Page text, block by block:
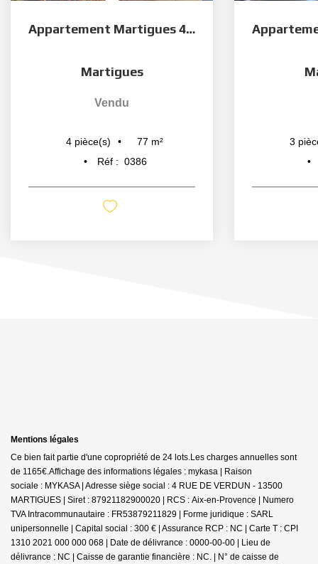
Appartement Martigues 4/5 pièce(s) 77 m2
Martigues
Vendu
4 pièce(s) 77 m²
Réf : 0386
3
Mentions légales
Ce bien fait partie d'une copropriété de 24 lots.Les charges annuelles sont
de 1165€.Affichage des informations légales : mykasa | Raison
sociale : MYKASA | Adresse siège social : 4 RUE DE VERDUN - 13500
MARTIGUES | Siret : 87921182900020 | RCS : Aix-en-Provence | Numero
TVA Intracommunautaire : FR53879211829 | Forme juridique : SARL
unipersonnelle | Capital social : 300 € | Assurance RCP : NC | Carte T : CPI
1310 2021 000 000 068 | Date de délivrance : 0000-00-00 | Lieu de
délivrance : NC | Caisse de garantie financière : NC. | N° de caisse de